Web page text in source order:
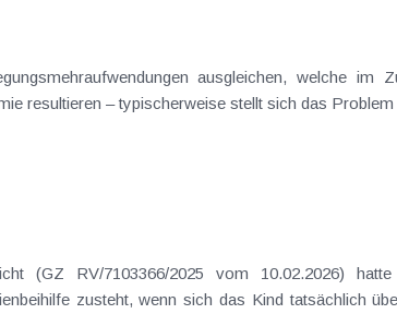
resultieren – typischerweise stellt sich das Problem
zusteht, wenn sich das Kind tatsächlich